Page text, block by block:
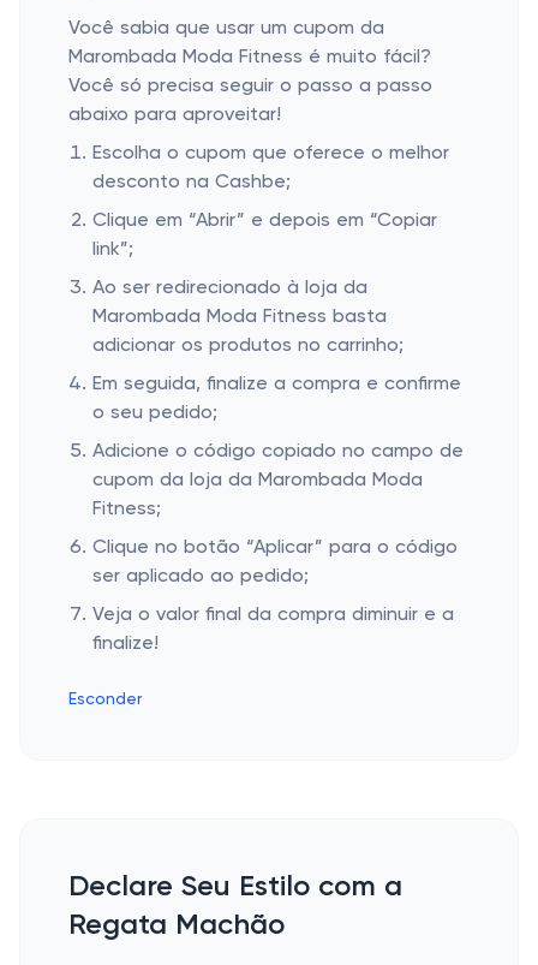
Você sabia que usar um cupom da
Marombada Moda Fitness é muito fácil?
Você só precisa seguir o passo a passo
abaixo para aproveitar!
Escolha o cupom que oferece o melhor
desconto na Cashbe;
Clique em “Abrir” e depois em “Copiar
link”;
Ao ser redirecionado à loja da
Marombada Moda Fitness basta
adicionar os produtos no carrinho;
Em seguida, finalize a compra e confirme
o seu pedido;
Adicione o código copiado no campo de
cupom da loja da Marombada Moda
Fitness;
Clique no botão “Aplicar” para o código
ser aplicado ao pedido;
Veja o valor final da compra diminuir e a
finalize!
Esconder
Declare Seu Estilo com a
Regata Machão